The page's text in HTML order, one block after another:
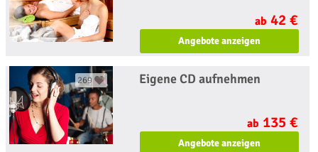
ab 42 €
Angebote anzeigen
269 Eigene CD aufnehmen
ab 135 €
Angebote anzeigen